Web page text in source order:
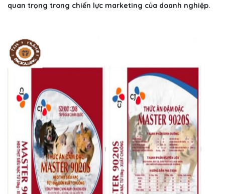
quan trọng trong chiến lực marketing của doanh nghiệp.